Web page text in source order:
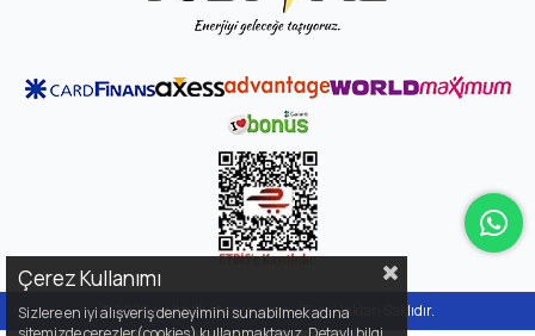
© 2026voltpilbatarya.com- Tüm Hakları Saklıdır.
Çerez Kullanımı
Sizlere en iyi alışveriş deneyimini sunabilmek adına